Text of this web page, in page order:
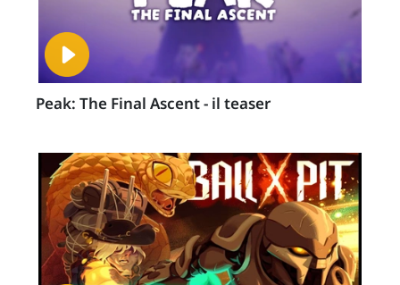
Peak: The Final Ascent - il teaser